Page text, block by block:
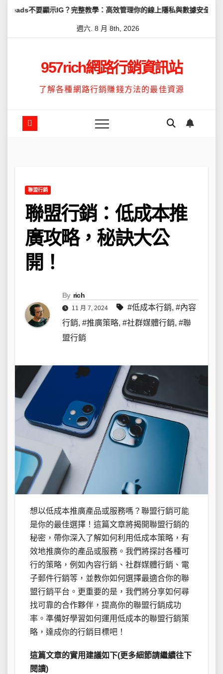
IG？完整教學：高效管理你的線上隱私與數據安全 怎麼讓
週六. 8 月 8th, 2026
957rich網路行銷資訊站
了解各種網路行銷賺錢方法的最佳資源
聯盟行銷
聯盟行銷：低成本推
廣攻略，秘訣大公
開！
By rich
11 月 7, 2024 #低成本行銷, #內容
行銷, #推廣策略, #社群媒體行銷, #聯
盟行銷
想以低成本推廣產品或服務嗎？聯盟行銷可能
是你的最佳選擇！這篇文章將揭開聯盟行銷的
秘密，帶你深入了解如何利用低成本策略，有
效地推廣你的產品或服務。我們將探討各種可
行的策略，例如內容行銷、社群媒體行銷、電
子郵件行銷等，並教你如何選擇最適合你的聯
盟行銷平台。更重要的是，我們將分享如何尋
找可靠的合作夥伴，提高你的聯盟行銷成功
率。準備好學習如何運用低成本的聯盟行銷策
略，達成你的行銷目標吧！
這篇文章的實用建議如下(更多細節請繼續往下
閱讀)